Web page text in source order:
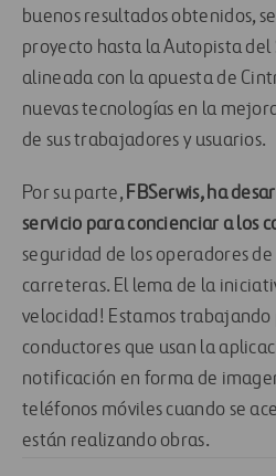
buenos resultados obtenidos,
proyecto hasta la Autopista del
alineada con la apuesta de
nuevas tecnologías en la
de sus trabajadores y usuarios.
Por su parte,FBSerwis, ha
servicio para concienciar a los
seguridad de los operadores
carreteras. El lema de la
velocidad! Estamos trabajando
conductores que usan la
notificación en forma de
teléfonos móviles cuando se
están realizando obras.